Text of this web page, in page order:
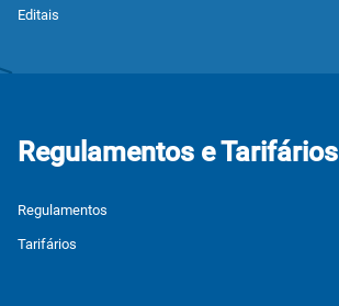
Editais
Regulamentos e Tarifários
Regulamentos
Tarifários